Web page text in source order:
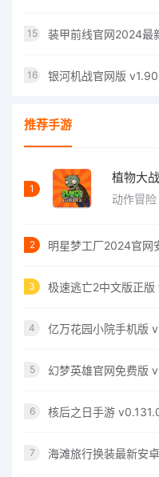
15 装甲前线官网2024最
16 银河机战官网版
推荐手游
1
植物大
动作冒险
2 明星梦工厂2024官网
3 极速逃亡2中文版正版
4 亿万花园小院手机版
5 幻梦英雄官网免费版
6 核后之日手游
7 海滩旅行换装最新安